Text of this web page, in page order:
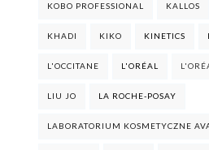
KOBO PROFESSIONAL KALLOS
KHADI KIKO KINETICS
L'OCCITANE L'ORÉAL
LIU JO LA ROCHE-POSAY
LABORATORIUM KOSMETYCZNE